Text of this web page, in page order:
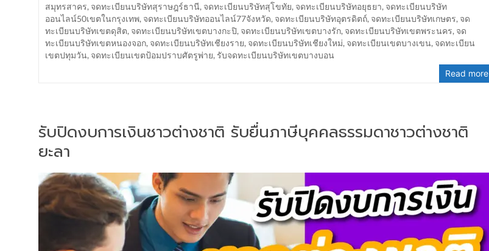
สมุทรสาคร, จดทะเบียนบริษัทสุราษฎร์ธานี, จดทะเบียนบริษัทสุโขทัย, จดทะเบียนบริษัทอยุธยา, จดทะเบียนบริษัท
ออนไลน์50เขตในกรุงเทพ, จดทะเบียนบริษัทออนไลน์77จังหวัด, จดทะเบียนบริษัทอุตรดิตถ์, จดทะเบียนบริษัทเกษตร, จด
ทะเบียนบริษัทเขตดุสิต, จดทะเบียนบริษัทเขตบางกะปิ, จดทะเบียนบริษัทเขตบางรัก, จดทะเบียนบริษัทเขตพระนคร, จด
ทะเบียนบริษัทเขตหนองจอก, จดทะเบียนบริษัทเชียงราย, จดทะเบียนบริษัทเชียงใหม่, จดทะเบียนเขตบางเขน, จดทะเบียน
เขตปทุมวัน, จดทะเบียนเขตป้อมปราบศัตรูพ่าย, รับจดทะเบียนบริษัทเขตบางบอน
Read more
รับปิดงบการเงินชาวต่างชาติ รับยื่นภาษีบุคคลธรรมดาชาวต่างชาติ
ยะลา